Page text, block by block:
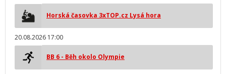
Horská časovka 3xTOP.cz Lysá hora
20.08.2026 17:00
BB 6 - Běh okolo Olympie